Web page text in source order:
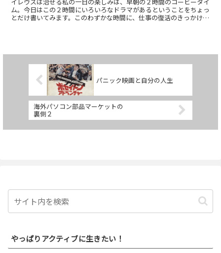
ム。今日はこの２時間にいろいろなドラマがあるということをちょっ
とだけ書いてみます。このわずかな時間に、仕事の復活のきっかけや
パニック映画と自分の人生
海外パソコン部品マーケットの
裏側２
やっぱりアクティブに生きたい！